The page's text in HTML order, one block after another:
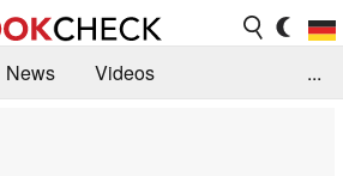
News
Videos
...